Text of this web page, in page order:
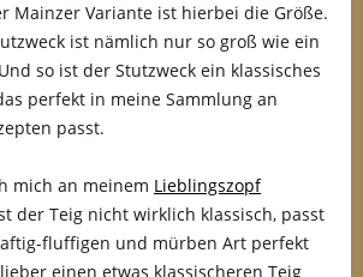
Mainzer Variante ist hierbei die Größe.
ist nämlich nur so groß wie ein
so ist der Stutzweck ein klassisches
perfekt in meine Sammlung an
passt.
mich an meinem Lieblingszopf
der Teig nicht wirklich klassisch, passt
fluffigen und mürben Art perfekt
einen etwas klassischeren Teig